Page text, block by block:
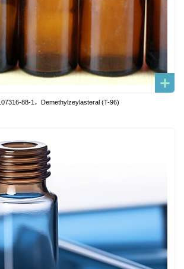
88-1，Demethylzeylasteral (T-96)